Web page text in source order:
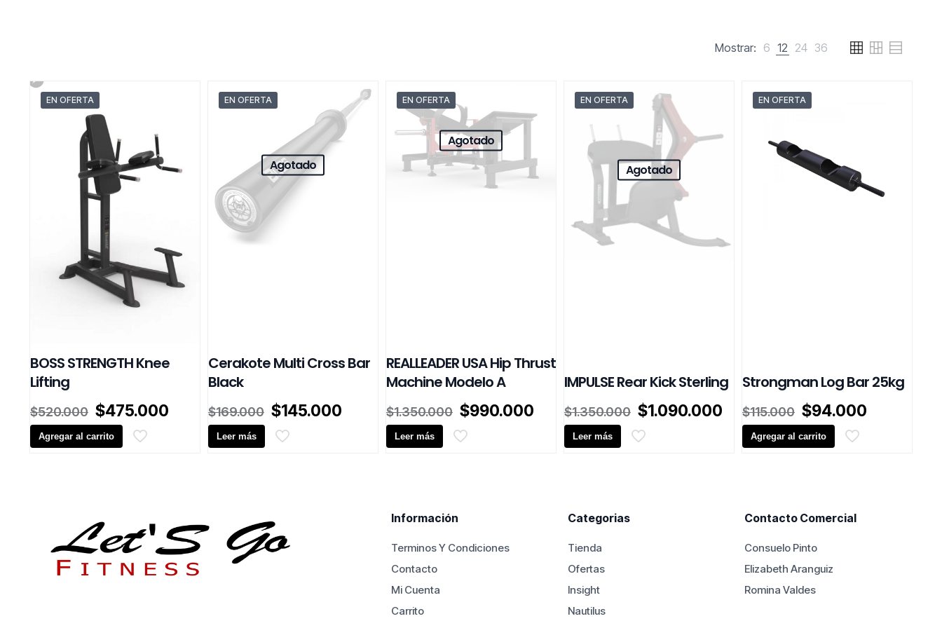
Mostrar: 6 12 24 36
EN OFERTA
BOSS STRENGTH Knee
Lifting
$520.000 El
precio
original
$475.000
precio
Agregar al carrito
EN OFERTA
Agotado
Cerakote Multi Cross Bar
Black
$169.000 El
precio
original
$145.000
precio
Leer más
EN OFERTA
Agotado
REALLEADER USA Hip Thrust
Machine Modelo A
$1.350.000 El
precio
original
$990.000
precio
actual
Leer más
EN OFERTA
Agotado
IMPULSE Rear Kick Sterling
$1.350.000 El
precio
original
$1.090.000
precio
actual
Leer más
EN OFERTA
Strongman Log Bar 25kg
$115.000 El
precio
original
$94.000
Agregar al carrito
Información
Terminos Y Condiciones
Contacto
Mi Cuenta
Carrito
Categorias
Tienda
Ofertas
Insight
Nautilus
Contacto Comercial
Consuelo Pinto
Elizabeth Aranguiz
Romina Valdes